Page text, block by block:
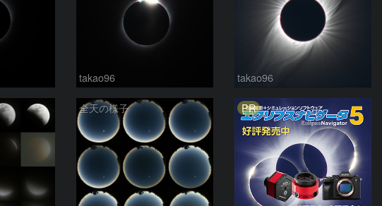
takao96 takao96
全天の様子 PR